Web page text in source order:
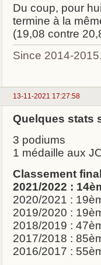
Du coup, pour
termine à la
(19,08 contre
Since 2014-
13-11-2021 17:27:58
Quelques stats
3 podiums
1 médaille aux
Classement
2021/2022 :
2020/2021 :
2019/2020 :
2018/2019 :
2017/2018 :
2016/2017 :